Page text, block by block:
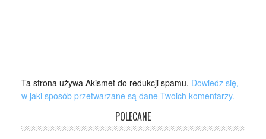
Ta strona używa Akismet do redukcji spamu. Dowiedz się,
w jaki sposób przetwarzane są dane Twoich komentarzy.
POLECANE